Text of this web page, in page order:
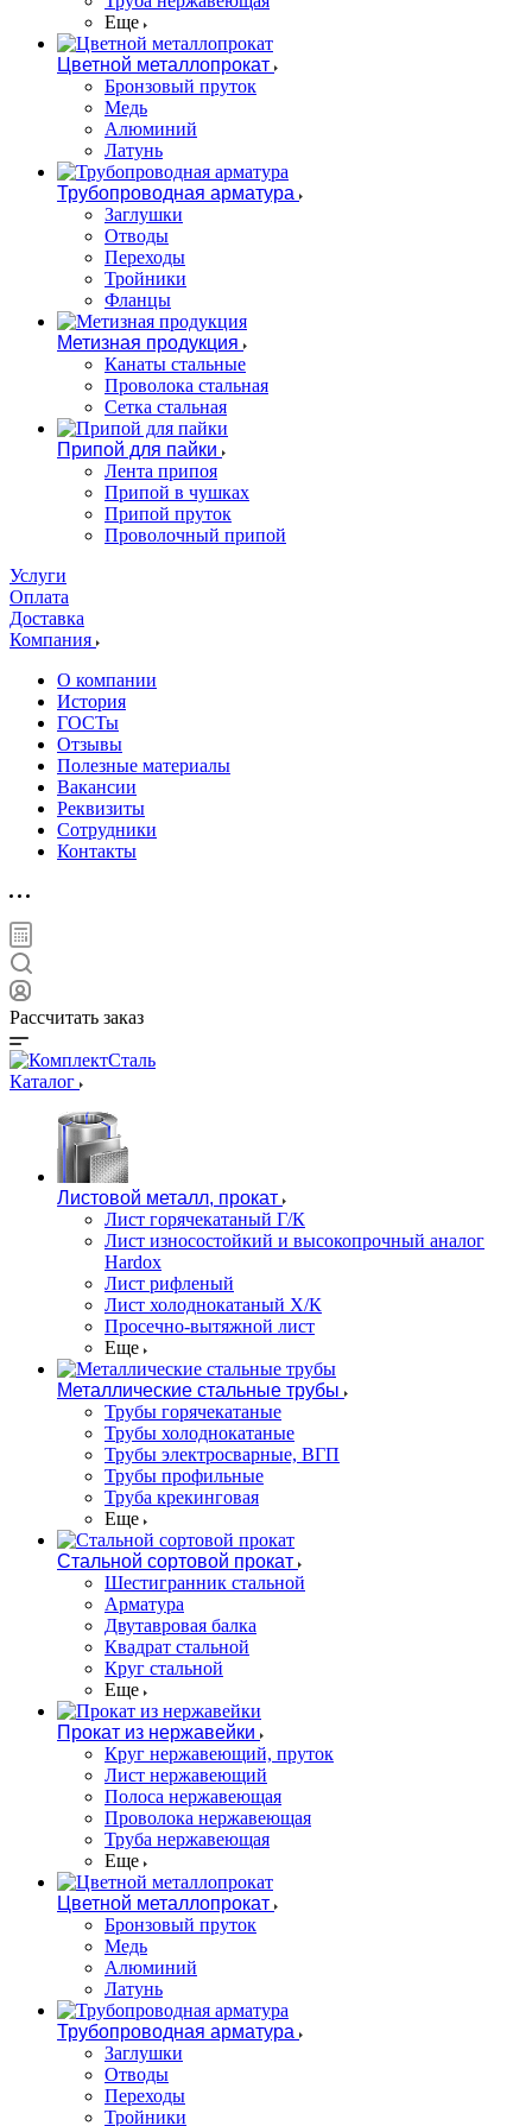
Еще
Цветной металлопрокат
Бронзовый пруток
Медь
Алюминий
Латунь
Трубопроводная арматура
Заглушки
Отводы
Переходы
Тройники
Фланцы
Метизная продукция
Канаты стальные
Проволока стальная
Сетка стальная
Припой для пайки
Лента припоя
Припой в чушках
Припой пруток
Проволочный припой
Услуги
Оплата
Доставка
Компания
О компании
История
ГОСТы
Отзывы
Полезные материалы
Вакансии
Реквизиты
Сотрудники
Контакты
Рассчитать заказ
Каталог
Листовой металл, прокат
Лист горячекатаный Г/К
Лист износостойкий и высокопрочный аналог
Hardox
Лист рифленый
Лист холоднокатаный Х/К
Просечно-вытяжной лист
Еще
Металлические стальные трубы
Трубы горячекатаные
Трубы холоднокатаные
Трубы электросварные, ВГП
Трубы профильные
Труба крекинговая
Еще
Стальной сортовой прокат
Шестигранник стальной
Арматура
Двутавровая балка
Квадрат стальной
Круг стальной
Еще
Прокат из нержавейки
Круг нержавеющий, пруток
Лист нержавеющий
Полоса нержавеющая
Проволока нержавеющая
Труба нержавеющая
Еще
Цветной металлопрокат
Бронзовый пруток
Медь
Алюминий
Латунь
Трубопроводная арматура
Заглушки
Отводы
Переходы
Тройники